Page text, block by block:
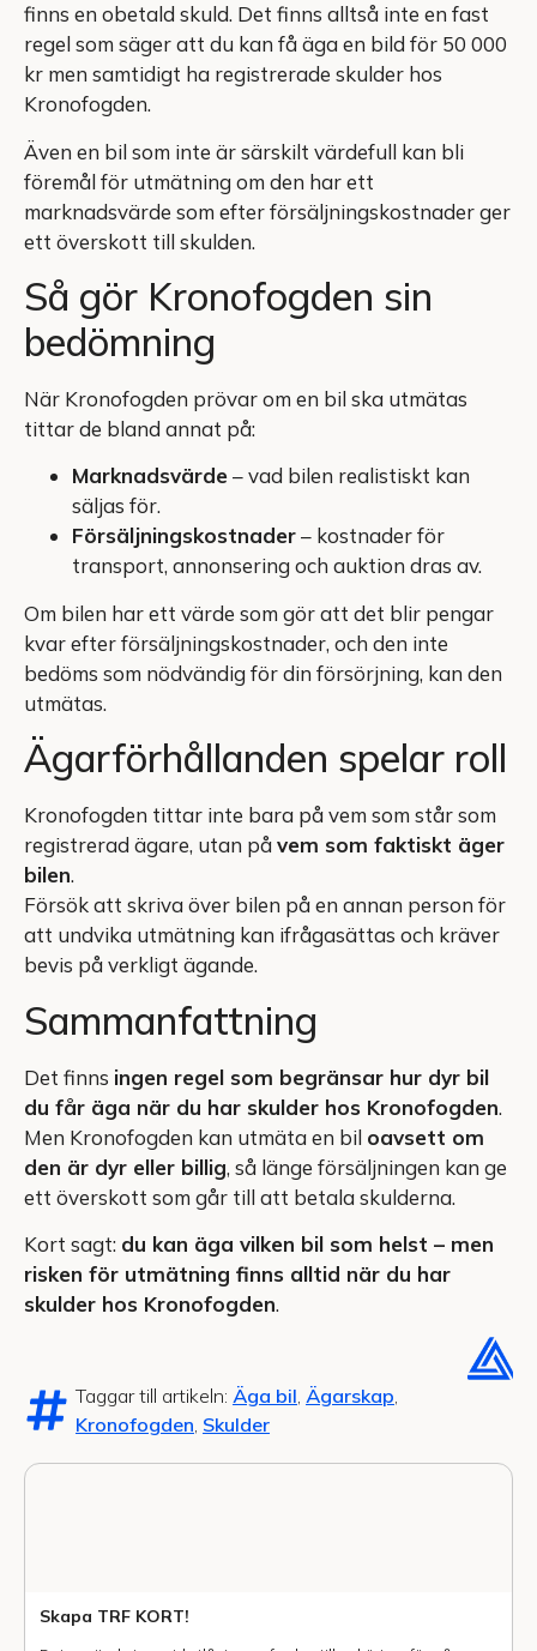
finns en obetald skuld. Det finns alltså inte en fast
regel som säger att du kan få äga en bild för 50 000
kr men samtidigt ha registrerade skulder hos
Kronofogden.
Även en bil som inte är särskilt värdefull kan bli
föremål för utmätning om den har ett
marknadsvärde som efter försäljningskostnader ger
ett överskott till skulden.
Så gör Kronofogden sin
bedömning
När Kronofogden prövar om en bil ska utmätas
tittar de bland annat på:
Marknadsvärde– vad bilen realistiskt kan
säljas för.
Försäljningskostnader– kostnader för
transport, annonsering och auktion dras av.
Om bilen har ett värde som gör att det blir pengar
kvar efter försäljningskostnader, och den inte
bedöms som nödvändig för din försörjning, kan den
utmätas.
Ägarförhållanden spelar roll
Kronofogden tittar inte bara på vem som står som
registrerad ägare, utan påvem som faktiskt äger
bilen.
Försök att skriva över bilen på en annan person för
att undvika utmätning kan ifrågasättas och kräver
bevis på verkligt ägande.
Sammanfattning
Det finns ingen regel som begränsar hur dyr bil
du får äga när du har skulder hos Kronofogden.
Men Kronofogden kan utmäta en bil oavsett om
den är dyr eller billig, så länge försäljningen kan ge
ett överskott som går till att betala skulderna.
Kort sagt: du kan äga vilken bil som helst – men
risken för utmätning finns alltid när du har
skulder hos Kronofogden.
Taggar till artikeln: Äga bil, Ägarskap,
Kronofogden, Skulder
Skapa TRF KORT!